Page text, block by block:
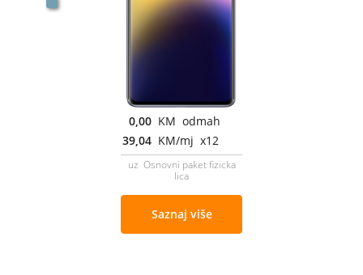
0,00 KM odmah
39,04 KM/mj x12
uz Osnovni paket fizicka
lica
Saznaj više